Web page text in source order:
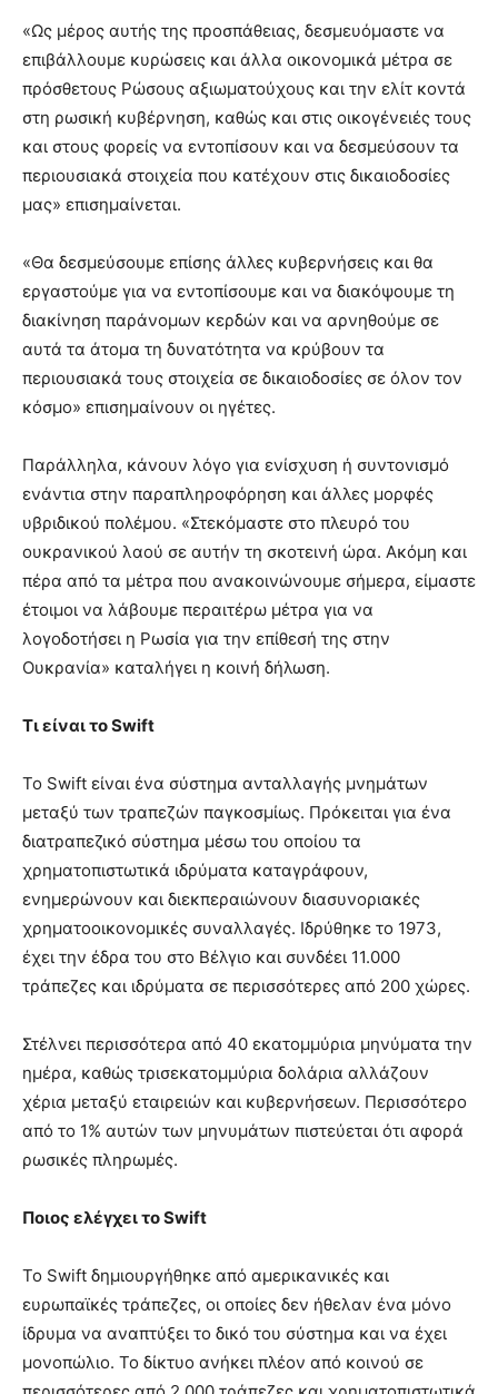
«Ως μέρος αυτής της προσπάθειας, δεσμευόμαστε να
επιβάλλουμε κυρώσεις και άλλα οικονομικά μέτρα σε
πρόσθετους Ρώσους αξιωματούχους και την ελίτ κοντά
στη ρωσική κυβέρνηση, καθώς και στις οικογένειές τους
και στους φορείς να εντοπίσουν και να δεσμεύσουν τα
περιουσιακά στοιχεία που κατέχουν στις δικαιοδοσίες
μας» επισημαίνεται.
«Θα δεσμεύσουμε επίσης άλλες κυβερνήσεις και θα
εργαστούμε για να εντοπίσουμε και να διακόψουμε τη
διακίνηση παράνομων κερδών και να αρνηθούμε σε
αυτά τα άτομα τη δυνατότητα να κρύβουν τα
περιουσιακά τους στοιχεία σε δικαιοδοσίες σε όλον τον
κόσμο» επισημαίνουν οι ηγέτες.
Παράλληλα, κάνουν λόγο για ενίσχυση ή συντονισμό
ενάντια στην παραπληροφόρηση και άλλες μορφές
υβριδικού πολέμου. «Στεκόμαστε στο πλευρό του
ουκρανικού λαού σε αυτήν τη σκοτεινή ώρα. Ακόμη και
πέρα από τα μέτρα που ανακοινώνουμε σήμερα, είμαστε
έτοιμοι να λάβουμε περαιτέρω μέτρα για να
λογοδοτήσει η Ρωσία για την επίθεσή της στην
Ουκρανία» καταλήγει η κοινή δήλωση.
Τι είναι το Swift
Το Swift είναι ένα σύστημα ανταλλαγής μνημάτων
μεταξύ των τραπεζών παγκοσμίως. Πρόκειται για ένα
διατραπεζικό σύστημα μέσω του οποίου τα
χρηματοπιστωτικά ιδρύματα καταγράφουν,
ενημερώνουν και διεκπεραιώνουν διασυνοριακές
χρηματοοικονομικές συναλλαγές. Ιδρύθηκε το 1973,
έχει την έδρα του στο Βέλγιο και συνδέει 11.000
τράπεζες και ιδρύματα σε περισσότερες από 200 χώρες.
Στέλνει περισσότερα από 40 εκατομμύρια μηνύματα την
ημέρα, καθώς τρισεκατομμύρια δολάρια αλλάζουν
χέρια μεταξύ εταιρειών και κυβερνήσεων. Περισσότερο
από το 1% αυτών των μηνυμάτων πιστεύεται ότι αφορά
ρωσικές πληρωμές.
Ποιος ελέγχει το Swift
Το Swift δημιουργήθηκε από αμερικανικές και
ευρωπαϊκές τράπεζες, οι οποίες δεν ήθελαν ένα μόνο
ίδρυμα να αναπτύξει το δικό του σύστημα και να έχει
μονοπώλιο. Το δίκτυο ανήκει πλέον από κοινού σε